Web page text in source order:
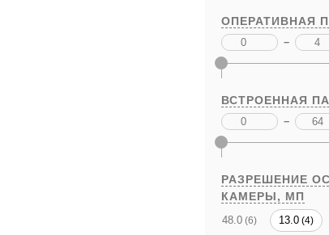
ОПЕРАТИВНАЯ
–
ВСТРОЕННАЯ
–
РАЗРЕШЕНИЕ
КАМЕРЫ, МП
48.0 (6) 13.0 (4)